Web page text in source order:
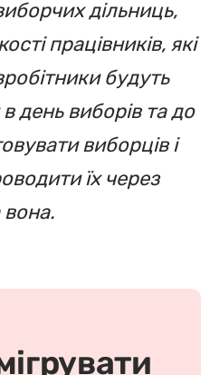
дільниць,
працівників, які
будуть
день виборів та до
виборців і
їх через
вона.